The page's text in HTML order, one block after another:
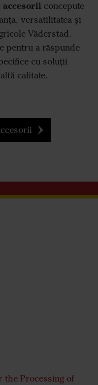
accesorii concepute
versatilitatea și
Väderstad.
pentru a răspunde
cu soluții
calitate.
the Processing of